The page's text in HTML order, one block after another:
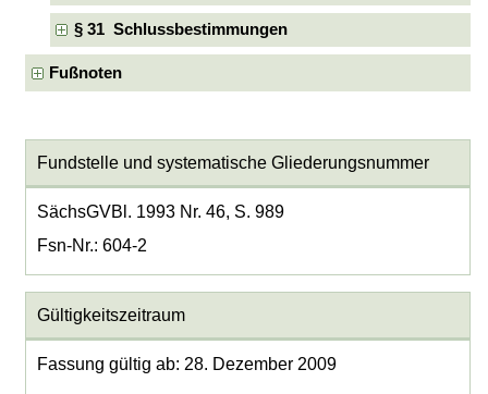
§ 31 Schlussbestimmungen
Fußnoten
Fundstelle und systematische Gliederungsnummer
SächsGVBl. 1993 Nr. 46, S. 989
Fsn-Nr.: 604-2
Gültigkeitszeitraum
Fassung gültig ab: 28. Dezember 2009